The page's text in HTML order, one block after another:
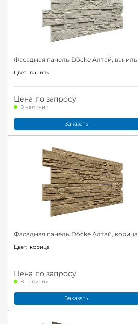
Фасадная панель Döcke Алтай, ваниль
Цвет: ваниль
Цена по запросу
В наличии
Заказать
Фасадная панель Döcke Алтай, корица
Цвет: корица
Цена по запросу
В наличии
Заказать